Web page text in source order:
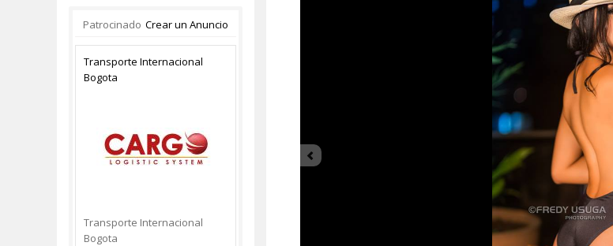
Patrocinado Crear un Anuncio
Transporte Internacional
Bogota
Transporte Internacional
Bogota